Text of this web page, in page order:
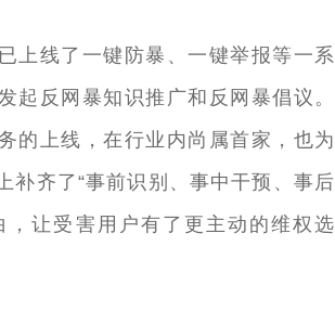
线了一键防暴、一键举报等一系
起反网暴知识推广和反网暴倡议。
的上线，在行业内尚属首家，也为
补齐了“事前识别、事中干预、事后
，让受害用户有了更主动的维权选